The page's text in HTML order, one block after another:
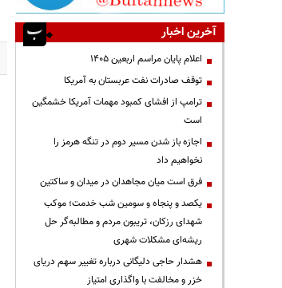
آخرین اخبار
اعلام پایان مراسم اربعین ۱۴۰۵
توقف صادرات نفت عربستان به آمریکا
ترامپ از افشای کمبود مهمات آمریکا خشمگین
است
اجازه باز شدن مسیر دوم در تنگه هرمز را
نخواهیم داد
فرق است میان مجاهدان در میدان و ساکتین
یکصد و پنجاه و سومین شب خدمت؛ موکب
شهدای رزکان، تریبون مردم و مطالبه‌گر حل
ریشه‌ای مشکلات شهری
هشدار حاجی دلیگانی درباره تغییر سهم دریای
خزر و مخالفت با واگذاری امتیاز